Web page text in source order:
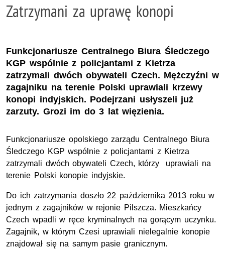
Zatrzymani za uprawę konopi
Funkcjonariusze Centralnego Biura Śledczego
KGP wspólnie z policjantami z Kietrza
zatrzymali dwóch obywateli Czech. Mężczyźni w
zagajniku na terenie Polski uprawiali krzewy
konopi indyjskich. Podejrzani usłyszeli już
zarzuty. Grozi im do 3 lat więzienia.
Funkcjonariusze opolskiego zarządu Centralnego Biura
Śledczego KGP wspólnie z policjantami z Kietrza
zatrzymali dwóch obywateli Czech, którzy uprawiali na
terenie Polski konopie indyjskie.
Do ich zatrzymania doszło 22 października 2013 roku w
jednym z zagajników w rejonie Pilszcza. Mieszkańcy
Czech wpadli w ręce kryminalnych na gorącym uczynku.
Zagajnik, w którym Czesi uprawiali nielegalnie konopie
znajdował się na samym pasie granicznym.